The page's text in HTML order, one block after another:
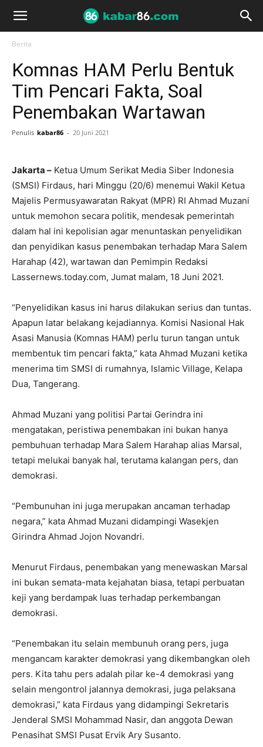
Berita
Komnas HAM Perlu Bentuk
Tim Pencari Fakta, Soal
Penembakan Wartawan
Penulis kabar86 - 20 Juni 2021
Jakarta – Ketua Umum Serikat Media Siber Indonesia
(SMSI) Firdaus, hari Minggu (20/6) menemui Wakil Ketua
Majelis Permusyawaratan Rakyat (MPR) RI Ahmad Muzani
untuk memohon secara politik, mendesak pemerintah
dalam hal ini kepolisian agar menuntaskan penyelidikan
dan penyidikan kasus penembakan terhadap Mara Salem
Harahap (42), wartawan dan Pemimpin Redaksi
Lassernews.today.com, Jumat malam, 18 Juni 2021.
“Penyelidikan kasus ini harus dilakukan serius dan tuntas.
Apapun latar belakang kejadiannya. Komisi Nasional Hak
Asasi Manusia (Komnas HAM) perlu turun tangan untuk
membentuk tim pencari fakta,” kata Ahmad Muzani ketika
menerima tim SMSI di rumahnya, Islamic Village, Kelapa
Dua, Tangerang.
Ahmad Muzani yang politisi Partai Gerindra ini
mengatakan, peristiwa penembakan ini bukan hanya
pembuhuan terhadap Mara Salem Harahap alias Marsal,
tetapi melukai banyak hal, terutama kalangan pers, dan
demokrasi.
“Pembunuhan ini juga merupakan ancaman terhadap
negara,” kata Ahmad Muzani didampingi Wasekjen
Girindra Ahmad Jojon Novandri.
Menurut Firdaus, penembakan yang menewaskan Marsal
ini bukan semata-mata kejahatan biasa, tetapi perbuatan
keji yang berdampak luas terhadap perkembangan
demokrasi.
“Penembakan itu selain membunuh orang pers, juga
mengancam karakter demokrasi yang dikembangkan oleh
pers. Kita tahu pers adalah pilar ke-4 demokrasi yang
selain mengontrol jalannya demokrasi, juga pelaksana
demokrasi,” kata Firdaus yang didampingi Sekretaris
Jenderal SMSI Mohammad Nasir, dan anggota Dewan
Penasihat SMSI Pusat Ervik Ary Susanto.